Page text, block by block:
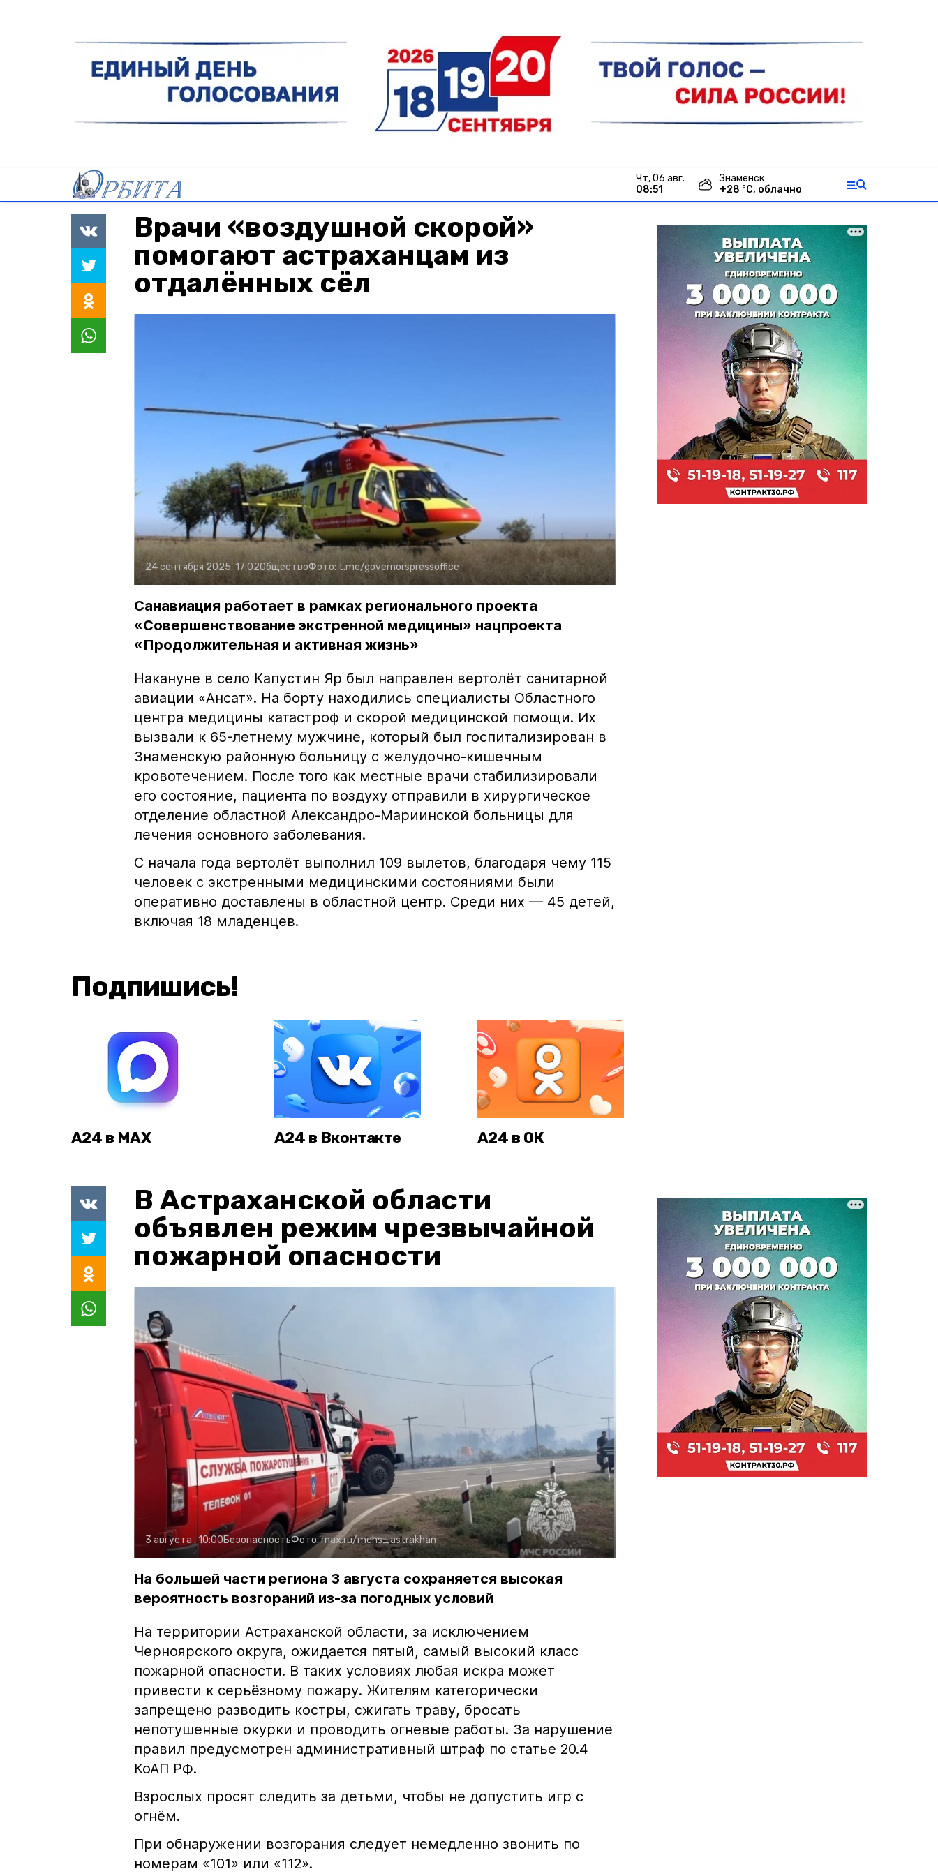
чт, 06 авг.
08:51
Знаменск
+28 °С, облачно
Врачи «воздушной скорой»
помогают астраханцам из
отдалённых сёл
24 сентября 2025, 17:02ОбществоФото: t.me/governorspressoffice
Санавиация работает в рамках регионального проекта
«Совершенствование экстренной медицины» нацпроекта
«Продолжительная и активная жизнь»
Накануне в село Капустин Яр был направлен вертолёт санитарной
авиации «Ансат». На борту находились специалисты Областного
центра медицины катастроф и скорой медицинской помощи. Их
вызвали к 65-летнему мужчине, который был госпитализирован в
Знаменскую районную больницу с желудочно-кишечным
кровотечением. После того как местные врачи стабилизировали
его состояние, пациента по воздуху отправили в хирургическое
отделение областной Александро-Мариинской больницы для
лечения основного заболевания.
С начала года вертолёт выполнил 109 вылетов, благодаря чему 115
человек с экстренными медицинскими состояниями были
оперативно доставлены в областной центр. Среди них — 45 детей,
включая 18 младенцев.
Подпишись!
А24 в MAX А24 в Вконтакте А24 в ОК
В Астраханской области
объявлен режим чрезвычайной
пожарной опасности
3 августа , 10:00БезопасностьФото:max.ru/mchs_astrakhan
На большей части региона 3 августа сохраняется высокая
вероятность возгораний из-за погодных условий
На территории Астраханской области, за исключением
Черноярского округа, ожидается пятый, самый высокий класс
пожарной опасности. В таких условиях любая искра может
привести к серьёзному пожару. Жителям категорически
запрещено разводить костры, сжигать траву, бросать
непотушенные окурки и проводить огневые работы. За нарушение
правил предусмотрен административный штраф по статье 20.4
КоАП РФ.
Взрослых просят следить за детьми, чтобы не допустить игр с
огнём.
При обнаружении возгорания следует немедленно звонить по
номерам «101» или «112».